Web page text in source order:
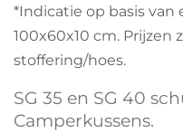
​*Indicatie op basis van
100x60x10 cm. Prijzen
stoffering/hoes.
SG 35 en SG 40
Camperkussens.